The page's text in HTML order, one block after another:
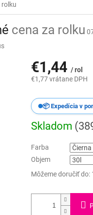
rolku
cena za rolku
€1,44 / rol
€1,77 vrátane DPH
cena:
📦 Expedícia v
Skladom
Farba
Objem
Môžeme doručiť do: